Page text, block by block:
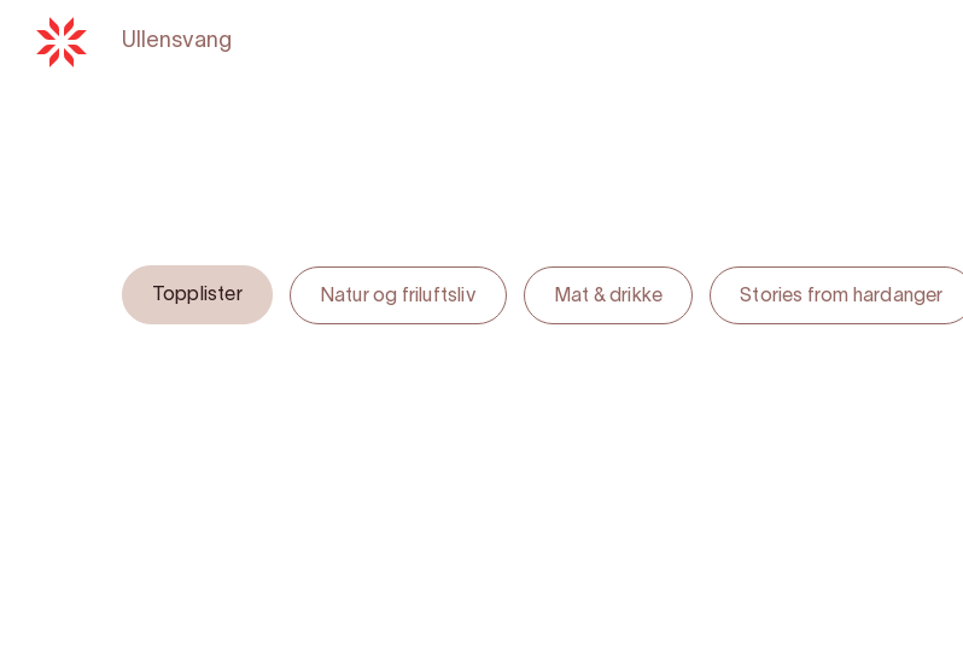
Ullensvang
Topplister Natur og friluftsliv Mat & drikke Stories from hardanger